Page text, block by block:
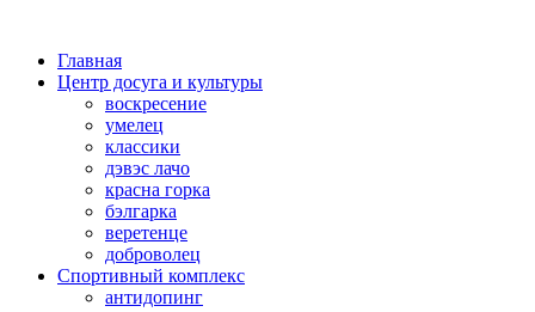
Главная
Центр досуга и культуры
воскресение
умелец
классики
дэвэс лачо
красна горка
бэлгарка
веретенце
доброволец
Спортивный комплекс
антидопинг